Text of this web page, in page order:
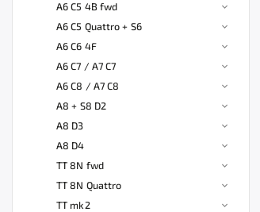
A6 C5 4B fwd
A6 C5 Quattro + S6
A6 C6 4F
A6 C7 / A7 C7
A6 C8 / A7 C8
A8 + S8 D2
A8 D3
A8 D4
TT 8N fwd
TT 8N Quattro
TT mk2